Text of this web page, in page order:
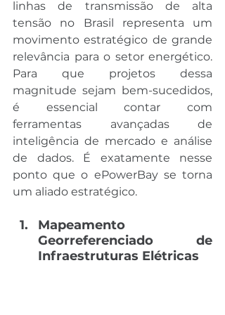
linhas de transmissão de alta
tensão no Brasil representa um
movimento estratégico de grande
relevância para o setor energético.
Para que projetos dessa
magnitude sejam bem-sucedidos,
é essencial contar com
ferramentas avançadas de
inteligência de mercado e análise
de dados. É exatamente nesse
ponto que o ePowerBay se torna
um aliado estratégico.
Mapeamento
Georreferenciado de
Infraestruturas Elétricas